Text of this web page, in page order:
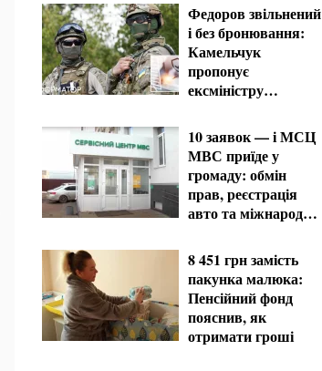
Федоров звільнений
і без бронювання:
Камельчук
пропонує
ексміністру
загальних умовах
10 заявок — і МСЦ
МВС приїде у
громаду: обмін
прав, реєстрація
авто та міжнародне
8 451 грн замість
пакунка малюка:
Пенсійний фонд
пояснив, як
отримати гроші